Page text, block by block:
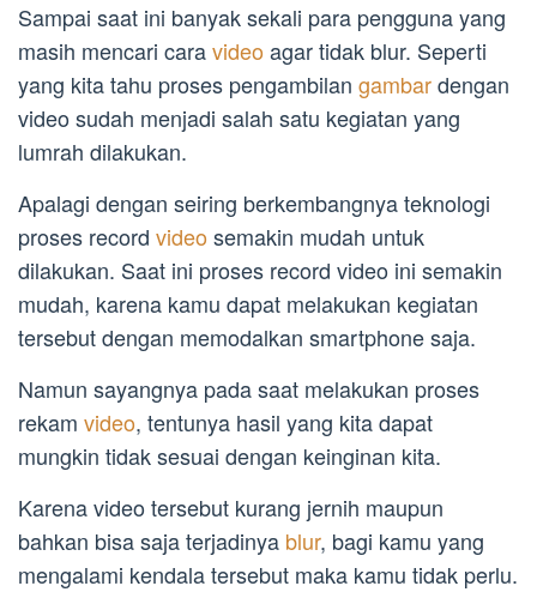
Sampai saat ini banyak sekali para pengguna yang
masih mencari caravideo agar tidak blur. Seperti
yang kita tahu proses pengambilan gambardengan
video sudah menjadi salah satu kegiatan yang
lumrah dilakukan.
Apalagi dengan seiring berkembangnya teknologi
proses record video semakin mudah untuk
dilakukan. Saat ini proses record video ini semakin
mudah, karena kamu dapat melakukan kegiatan
tersebut dengan memodalkan smartphone saja.
Namun sayangnya pada saat melakukan proses
rekam video, tentunya hasil yang kita dapat
mungkin tidak sesuai dengan keinginan kita.
Karena video tersebut kurang jernih maupun
bahkan bisa saja terjadinya blur, bagi kamu yang
mengalami kendala tersebut maka kamu tidak perlu.